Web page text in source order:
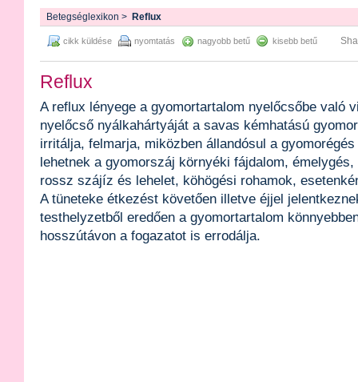
Betegséglexikon > Reflux
cikk küldése nyomtatás nagyobb betű kisebb betű
Reflux
A reflux lényege a gyomortartalom nyelőcsőbe való
nyelőcső nyálkahártyáját a savas kémhatású
irritálja, felmarja, miközben állandósul a
lehetnek a gyomorszáj környéki fájdalom,
rossz szájíz és lehelet, köhögési rohamok,
A tüneteke étkezést követően illetve éjjel
testhelyzetből eredően a gyomortartalom
hosszútávon a fogazatot is errodálja.